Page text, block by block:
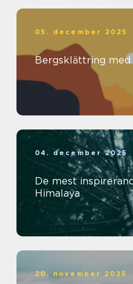
05. december 2025
Bergsklättring
04. december 2025
De mest
Himalaya
20. november 2025